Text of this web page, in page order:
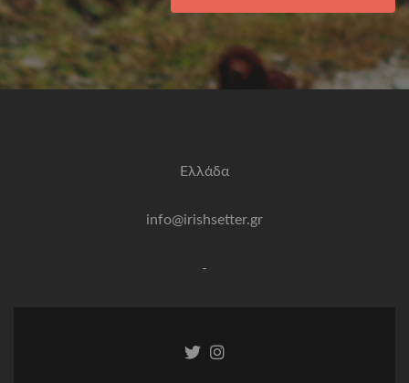
Ελλάδα
info@irishsetter.gr
-
Σύνδεσμος
Σύνδεσμος